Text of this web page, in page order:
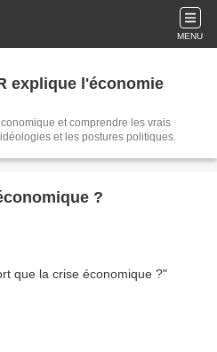
MENU
explique l'économie
et comprendre les vrais
et les postures politiques.
?